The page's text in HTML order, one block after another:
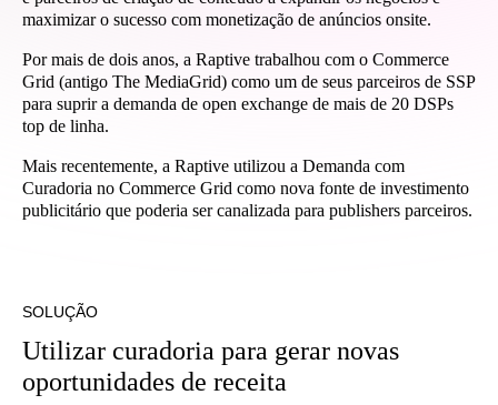
maximizar o sucesso com monetização de anúncios onsite.
Por mais de dois anos, a Raptive trabalhou com o Commerce
Grid (antigo The MediaGrid) como um de seus parceiros de SSP
para suprir a demanda de open exchange de mais de 20 DSPs
top de linha.
Mais recentemente, a Raptive utilizou a Demanda com
Curadoria no Commerce Grid como nova fonte de investimento
publicitário que poderia ser canalizada para publishers parceiros.
SOLUÇÃO
Utilizar curadoria para gerar novas
oportunidades de receita